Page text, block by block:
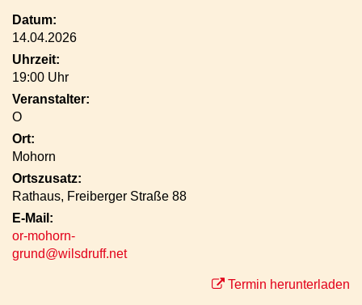
Datum:
14.04.2026
Uhrzeit:
19:00 Uhr
Veranstalter:
O
Ort:
Mohorn
Ortszusatz:
Rathaus, Freiberger Straße 88
E-Mail:
or-mohorn-
grund@wilsdruff.net
Termin herunterladen